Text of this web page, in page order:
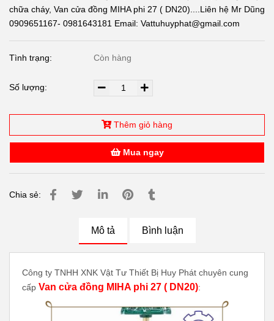
chữa cháy, Van cửa đồng MIHA phi 27 ( DN20)....Liên hệ Mr Dũng
0909651167- 0981643181 Email: Vattuhuyphat@gmail.com
Tình trạng: Còn hàng
Số lượng:
Thêm giỏ hàng
Mua ngay
Chia sẻ:
Mô tả Bình luận
Công ty TNHH XNK Vật Tư Thiết Bị Huy Phát chuyên cung
cấp Van cửa đồng MIHA phi 27 ( DN20):